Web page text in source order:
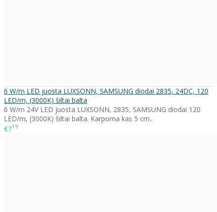
6 W/m LED juosta LUXSONN, SAMSUNG diodai 2835, 24DC, 120
LED/m, (3000K) šiltai balta
6 W/m 24V LED juosta LUXSONN, 2835, SAMSUNG diodai 120
LED/m, (3000K) šiltai balta. Karpoma kas 5 cm..
€719